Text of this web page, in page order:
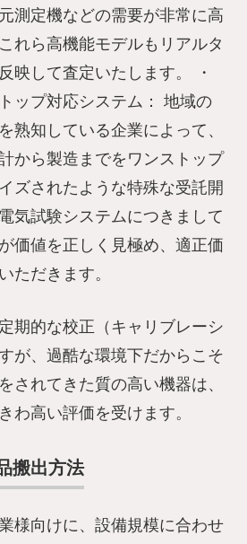
測定機などの需要が非常に高
れら高機能モデルもリアルタ
映して査定いたします。 ・
ップ対応システム： 地域の
熟知している企業によって、
から製造までをワンストップ
ズされたような特殊な受託開
気試験システムにつきまして
価値を正しく見極め、適正価
ただきます。
期的な校正（キャリブレーシ
が、過酷な環境下だからこそ
されてきた質の高い機器は、
わ高い評価を受けます。
搬出方法
様向けに、設備規模に合わせ